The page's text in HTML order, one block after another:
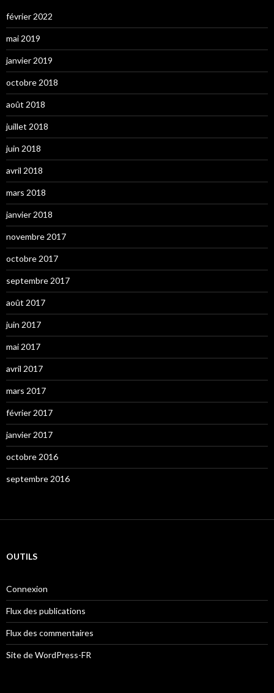
février 2022
mai 2019
janvier 2019
octobre 2018
août 2018
juillet 2018
juin 2018
avril 2018
mars 2018
janvier 2018
novembre 2017
octobre 2017
septembre 2017
août 2017
juin 2017
mai 2017
avril 2017
mars 2017
février 2017
janvier 2017
octobre 2016
septembre 2016
OUTILS
Connexion
Flux des publications
Flux des commentaires
Site de WordPress-FR